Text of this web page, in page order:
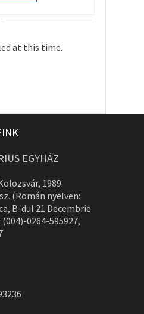
at this time.
EGYHÁZ
1989.
(Román nyelven:
B-dul 21 Decembrie
0264-595927,